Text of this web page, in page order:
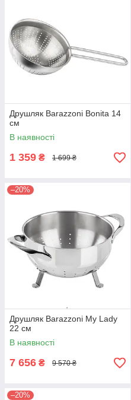
Друшляк Barazzoni Bonita 14
см
В наявності
1 359 ₴ 1 699 ₴
–20%
Друшляк Barazzoni My Lady
22 см
В наявності
7 656 ₴ 9 570 ₴
–20%